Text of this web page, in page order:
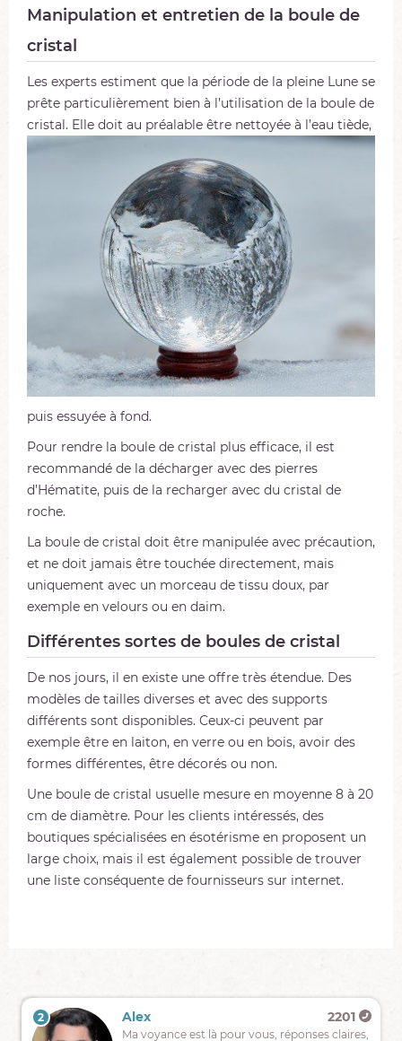
Manipulation et entretien de la boule de
cristal
Les experts estiment que la période de la pleine Lune se
prête particulièrement bien à l’utilisation de la boule de
cristal. Elle doit au préalable être nettoyée à l’eau tiède,
puis essuyée à fond.
Pour rendre la boule de cristal plus efficace, il est
recommandé de la décharger avec des pierres
d’Hématite, puis de la recharger avec du cristal de
roche.
La boule de cristal doit être manipulée avec précaution,
et ne doit jamais être touchée directement, mais
uniquement avec un morceau de tissu doux, par
exemple en velours ou en daim.
Différentes sortes de boules de cristal
De nos jours, il en existe une offre très étendue. Des
modèles de tailles diverses et avec des supports
différents sont disponibles. Ceux-ci peuvent par
exemple être en laiton, en verre ou en bois, avoir des
formes différentes, être décorés ou non.
Une boule de cristal usuelle mesure en moyenne 8 à 20
cm de diamètre. Pour les clients intéressés, des
boutiques spécialisées en ésotérisme en proposent un
large choix, mais il est également possible de trouver
une liste conséquente de fournisseurs sur internet.
1 Vivien
415
Une
2 Alex 2201
Ma voyance est là pour vous, réponses claires,